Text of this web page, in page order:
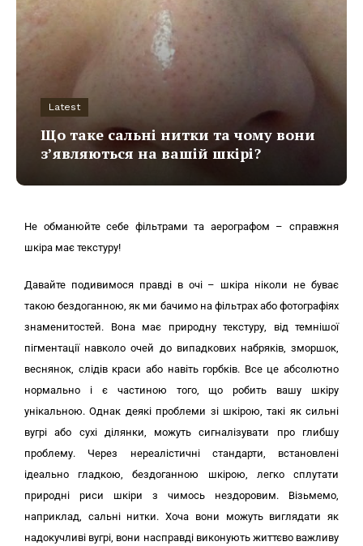
Latest
Що таке сальні нитки та чому вони
з’являються на вашій шкірі?
Не обманюйте себе фільтрами та аерографом – справжня
шкіра має текстуру!
Давайте подивимося правді в очі – шкіра ніколи не буває
такою бездоганною, як ми бачимо на фільтрах або фотографіях
знаменитостей. Вона має природну текстуру, від темнішої
пігментації навколо очей до випадкових набряків, зморшок,
веснянок, слідів краси або навіть горбків. Все це абсолютно
нормально і є частиною того, що робить вашу шкіру
унікальною. Однак деякі проблеми зі шкірою, такі як сильні
вугрі або сухі ділянки, можуть сигналізувати про глибшу
проблему. Через нереалістичні стандарти, встановлені
ідеально гладкою, бездоганною шкірою, легко сплутати
природні риси шкіри з чимось нездоровим. Візьмемо,
наприклад, сальні нитки. Хоча вони можуть виглядати як
надокучливі вугрі, вони насправді виконують життєво важливу